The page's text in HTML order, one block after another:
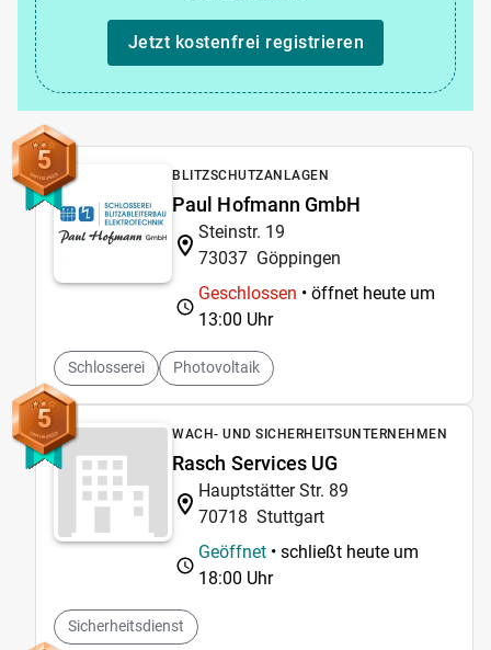
Jetzt kostenfrei registrieren
5 BLITZSCHUTZANLAGEN
Paul Hofmann GmbH
Steinstr. 19
73037 Göppingen
Geschlossen • öffnet heute um
13:00 Uhr
Schlosserei Photovoltaik
5 WACH- UND SICHERHEITSUNTERNEHMEN
Rasch Services UG
Hauptstätter Str. 89
70718 Stuttgart
Geöffnet • schließt heute um
18:00 Uhr
Sicherheitsdienst